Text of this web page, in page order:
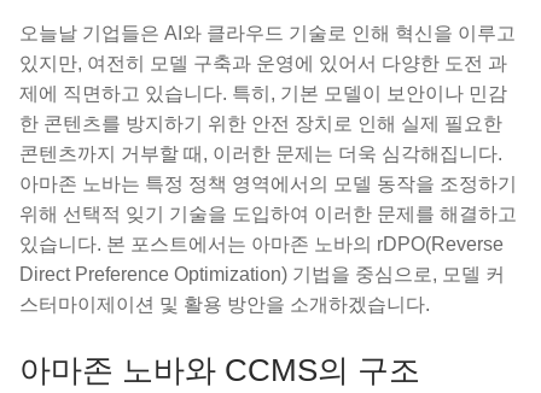
오늘날 기업들은 AI와 클라우드 기술로 인해 혁신을 이루고
있지만, 여전히 모델 구축과 운영에 있어서 다양한 도전 과
제에 직면하고 있습니다. 특히, 기본 모델이 보안이나 민감
한 콘텐츠를 방지하기 위한 안전 장치로 인해 실제 필요한
콘텐츠까지 거부할 때, 이러한 문제는 더욱 심각해집니다.
아마존 노바는 특정 정책 영역에서의 모델 동작을 조정하기
위해 선택적 잊기 기술을 도입하여 이러한 문제를 해결하고
있습니다. 본 포스트에서는 아마존 노바의 rDPO(Reverse
Direct Preference Optimization) 기법을 중심으로, 모델 커
스터마이제이션 및 활용 방안을 소개하겠습니다.
아마존 노바와 CCMS의 구조